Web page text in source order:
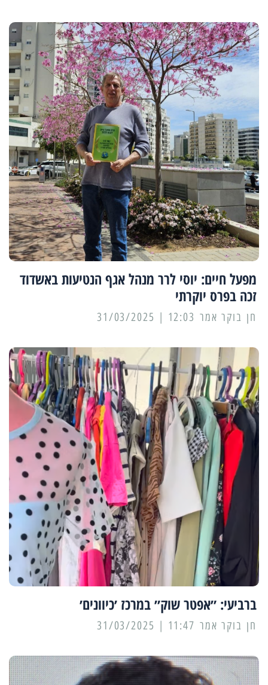
מפעל חיים: יוסי לרר מנהל אגף הנטיעות באשדוד
זכה בפרס יוקרתי
12:03 | 31/03/2025
ברביעי: ״אפטר שוק״ במרכז ׳כיוונים׳
11:47 | 31/03/2025